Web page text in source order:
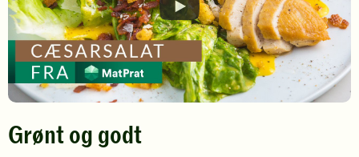
Grønt og godt